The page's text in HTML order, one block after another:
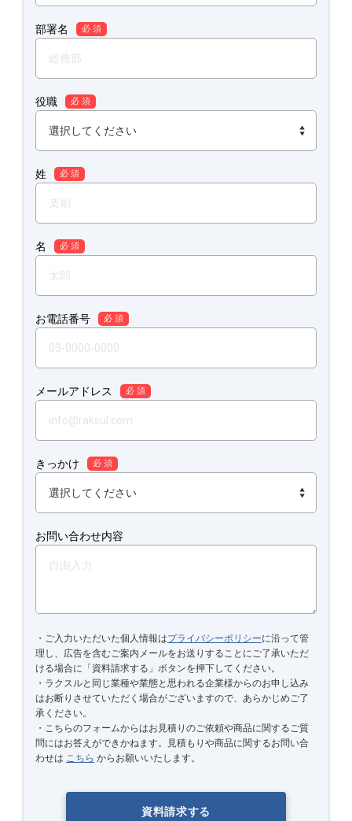
必 須
部署名
必 須
役職
必 須
姓
必 須
名
必 須
お電話番号
必 須
メールアドレス
必 須
きっかけ
お問い合わせ内容
・ご入力いただいた個人情報はプライバシーポリシーに沿って管
理し、広告を含むご案内メールをお送りすることにご了承いただ
ける場合に「資料請求する」ボタンを押下してください。
・ラクスルと同じ業種や業態と思われる企業様からのお申し込み
はお断りさせていただく場合がございますので、あらかじめご了
承ください。
・こちらのフォームからはお見積りのご依頼や商品に関するご質
問にはお答えができかねます。見積もりや商品に関するお問い合
わせは こちら からお願いいたします。
資料請求する